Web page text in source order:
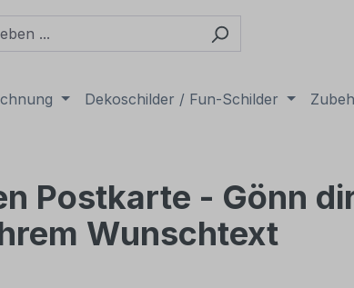
Dekoschilder / Fun-Schilder
Postkarte - Gönn
Wunschtext